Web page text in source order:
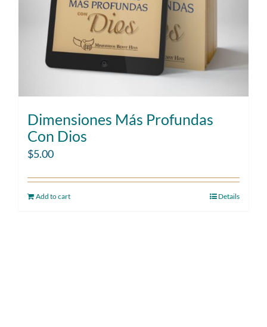
Dimensiones Más Profundas
Con Dios
$5.00
Add to cart Details